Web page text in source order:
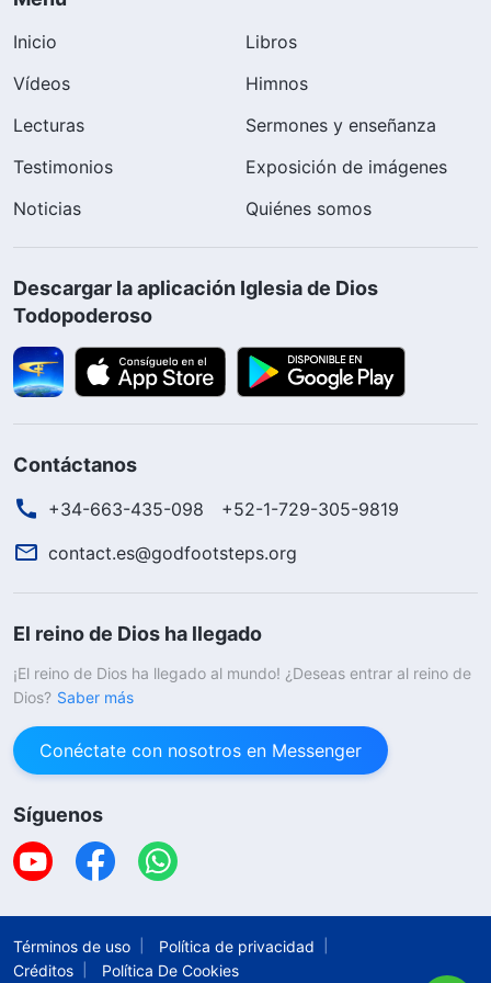
Inicio
Libros
Vídeos
Himnos
Lecturas
Sermones y enseñanza
Testimonios
Exposición de imágenes
Noticias
Quiénes somos
Descargar la aplicación Iglesia de Dios
Todopoderoso
Contáctanos
+34-663-435-098
+52-1-729-305-9819
contact.es@godfootsteps.org
El reino de Dios ha llegado
¡El reino de Dios ha llegado al mundo! ¿Deseas entrar al reino de
Dios? Saber más
Conéctate con nosotros en Messenger
Síguenos
Términos de uso
Política de privacidad
Créditos
Política De Cookies